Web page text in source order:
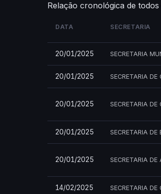
Relação cronológica de
DATA SECRETARIA
20/01/2025 SECRETARIA
20/01/2025 SECRETARIA DE
20/01/2025 SECRETARIA DE
20/01/2025 SECRETARIA
20/01/2025 SECRETARIA
14/02/2025 SECRETARIA DE